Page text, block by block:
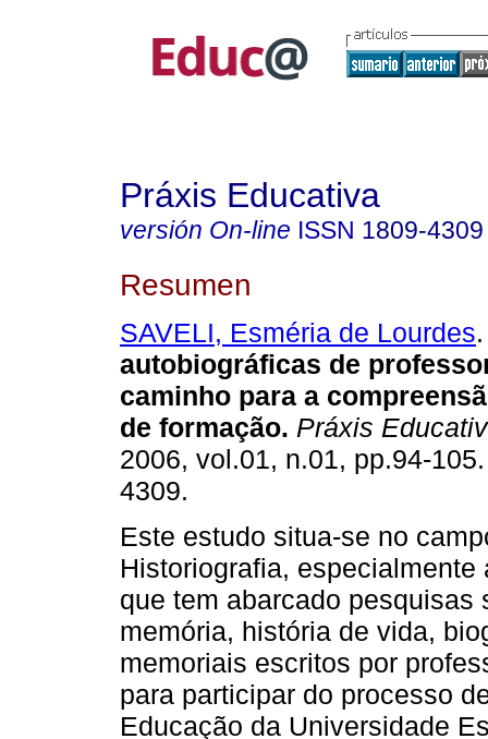
Práxis Educativa
versión On-line ISSN 1809-4309
Resumen
SAVELI, Esméria de Lourdes.
autobiográficas de
caminho para a
de formação. Práxis
2006, vol.01, n.01, pp.94-
4309.
Este estudo situa-se no
Historiografia, especialmente
que tem abarcado pesquisas
memória, história de vida,
memoriais escritos por
para participar do processo
Educação da Universidade